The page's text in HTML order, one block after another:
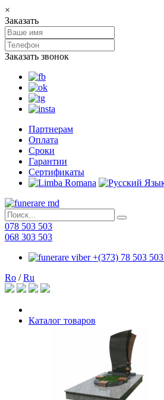
×
Заказать
Заказать звонок
Партнерам
Оплата
Сроки
Гарантии
Сертификаты
078 503 503
068 303 503
+(373) 78 503 503
Ro /Ru
Каталог товаров